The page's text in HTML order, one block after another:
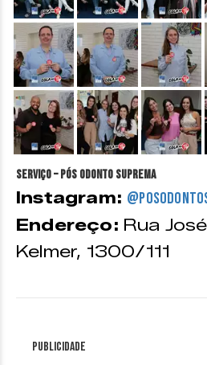
&nbsp; &nbsp; &nbsp;
&nbsp; &nbsp; &nbsp;
Serviço – Pós Odonto SUPREMA
Instagram:
Endereço: Rua
Kelmer, 1300/111
Publicidade